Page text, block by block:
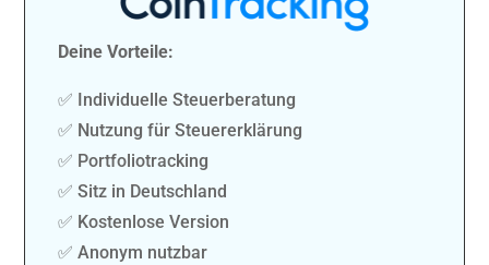
Deine Vorteile:
✅ Individuelle Steuerberatung
✅ Nutzung für Steuererklärung
✅ Portfoliotracking
✅ Sitz in Deutschland
✅ Kostenlose Version
✅ Anonym nutzbar